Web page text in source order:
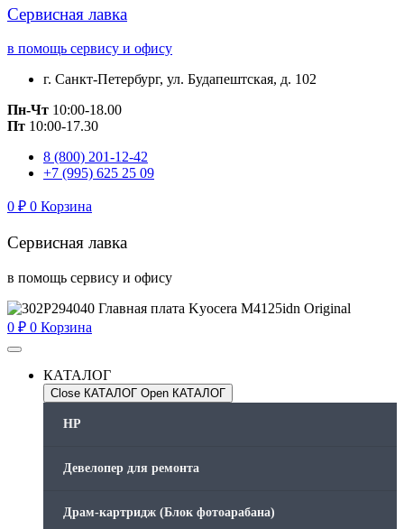
Сервисная лавка
в помощь сервису и офису
г. Санкт-Петербург, ул. Будапештская, д. 102
Пн-Чт 10:00-18.00
Пт 10:00-17.30
8 (800) 201-12-42
+7 (995) 625 25 09
0 ₽ 0 Корзина
Сервисная лавка
в помощь сервису и офису
0 ₽ 0 Корзина
КАТАЛОГ
Close КАТАЛОГ Open КАТАЛОГ
HP
Девелопер для ремонта
Драм-картридж (Блок фотоарабана)